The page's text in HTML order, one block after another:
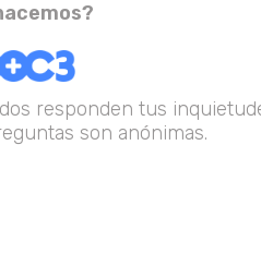
responden tus
son anónimas.